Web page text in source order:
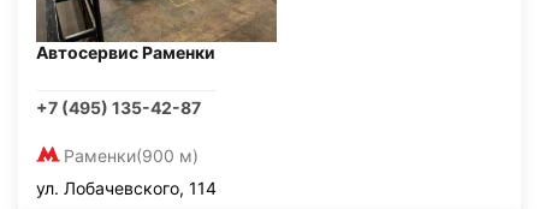
Автосервис Раменки
+7 (495) 135-42-87
Раменки(900 м)
ул. Лобачевского, 114